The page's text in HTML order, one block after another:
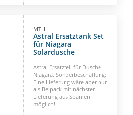
MTH
Astral Ersatztank Set
für Niagara
Solardusche
Astral Ersatzteil für Dusche
Niagara. Sonderbeschaffung:
Eine Lieferung wäre aber nur
als Beipack mit nächster
Lieferung aus Spanien
möglich!